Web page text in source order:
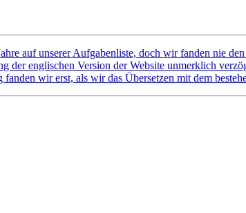
auf unserer Aufgabenliste, doch wir fanden nie
der englischen Version der Website unmerklich
wir erst, als wir das Übersetzen mit dem